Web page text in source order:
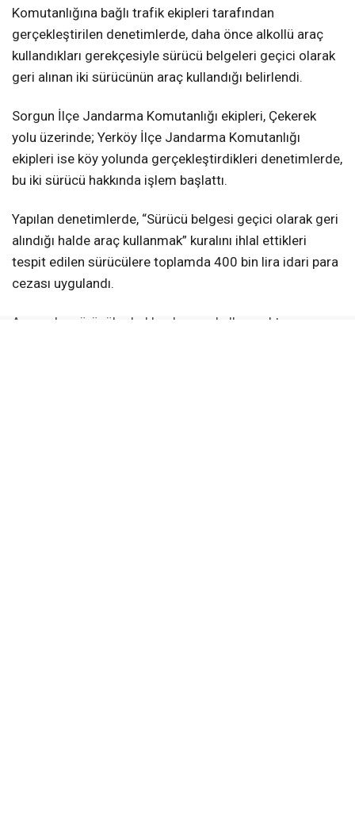
Komutanlığına bağlı trafik ekipleri tarafından
gerçekleştirilen denetimlerde, daha önce alkollü araç
kullandıkları gerekçesiyle sürücü belgeleri geçici olarak
geri alınan iki sürücünün araç kullandığı belirlendi.
Sorgun İlçe Jandarma Komutanlığı ekipleri, Çekerek
yolu üzerinde; Yerköy İlçe Jandarma Komutanlığı
ekipleri ise köy yolunda gerçekleştirdikleri denetimlerde,
bu iki sürücü hakkında işlem başlattı.
Yapılan denetimlerde, “Sürücü belgesi geçici olarak geri
alındığı halde araç kullanmak” kuralını ihlal ettikleri
tespit edilen sürücülere toplamda 400 bin lira idari para
cezası uygulandı.
Ayrıca, bu sürücüler hakkında araç kullanmaktan men